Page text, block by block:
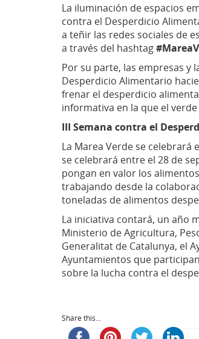
La iluminación de espacios
contra el Desperdicio
a teñir las redes sociales de
a través del hashtag
Por su parte, las empresas y
Desperdicio Alimentario
frenar el desperdicio
informativa en la que el
III Semana contra el
La Marea Verde se celebrará
se celebrará entre el 28 de
pongan en valor los
trabajando desde la
toneladas de alimentos
La iniciativa contará, un año
Ministerio de Agricultura,
Generalitat de Catalunya, el
Ayuntamientos que
sobre la lucha contra el
Share this...